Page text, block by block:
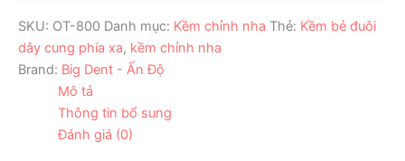
lượng
SKU: OT-800 Danh mục: Kềm chỉnh nha Thẻ: Kềm bẻ đuôi
dây cung phía xa, kềm chỉnh nha
Brand: Big Dent - Ấn Độ
Mô tả
Thông tin bổ sung
Đánh giá (0)